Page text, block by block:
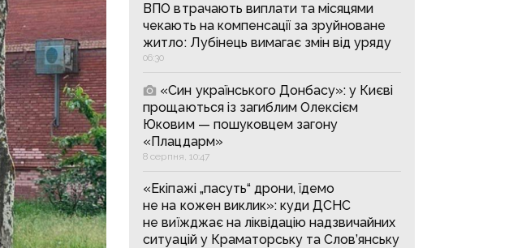
ВПО втрачають виплати та місяцями
чекають на компенсації за зруйноване
житло: Лубінець вимагає змін від уряду
06:30
«Син українського Донбасу»: у Києві
прощаються із загиблим Олексієм
Юковим — пошуковцем загону
«Плацдарм»
8 серпня, 10:47
«Екіпажі „пасуть“ дрони, їдемо
не на кожен виклик»: куди ДСНС
не виїжджає на ліквідацію надзвичайних
ситуацій у Краматорську та Слов’янську